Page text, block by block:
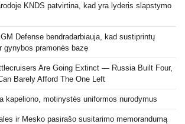
KNDS patvirtina, kad yra lyderis slapstymo
Defense bendradarbiauja, kad sustiprintų
gynybos pramonės bazę
Are Going Extinct — Russia Built Four,
Barely Afford The One Left
kapeliono, motinystės uniformos nurodymus
ir Mesko pasirašo susitarimo memorandumą